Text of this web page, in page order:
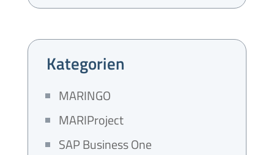
Kategorien
MARINGO
MARIProject
SAP Business One